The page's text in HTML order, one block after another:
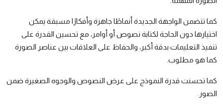
كما تتضمن الواجهة الجديدة أنماطًا جاهزة وأفكارًا مسبقة يمكن
اختيارها دون الحاجة لكتابة نصوص أو أوامر، مع تحسين القدرة على
تنفيذ التعليمات بدقة أكبر، والحفاظ على العلاقات بين عناصر الصورة
كما هو مطلوب.
كما تحسنت قدرة النموذج على عرض النصوص والوجوه الصغيرة ضمن
الصور.